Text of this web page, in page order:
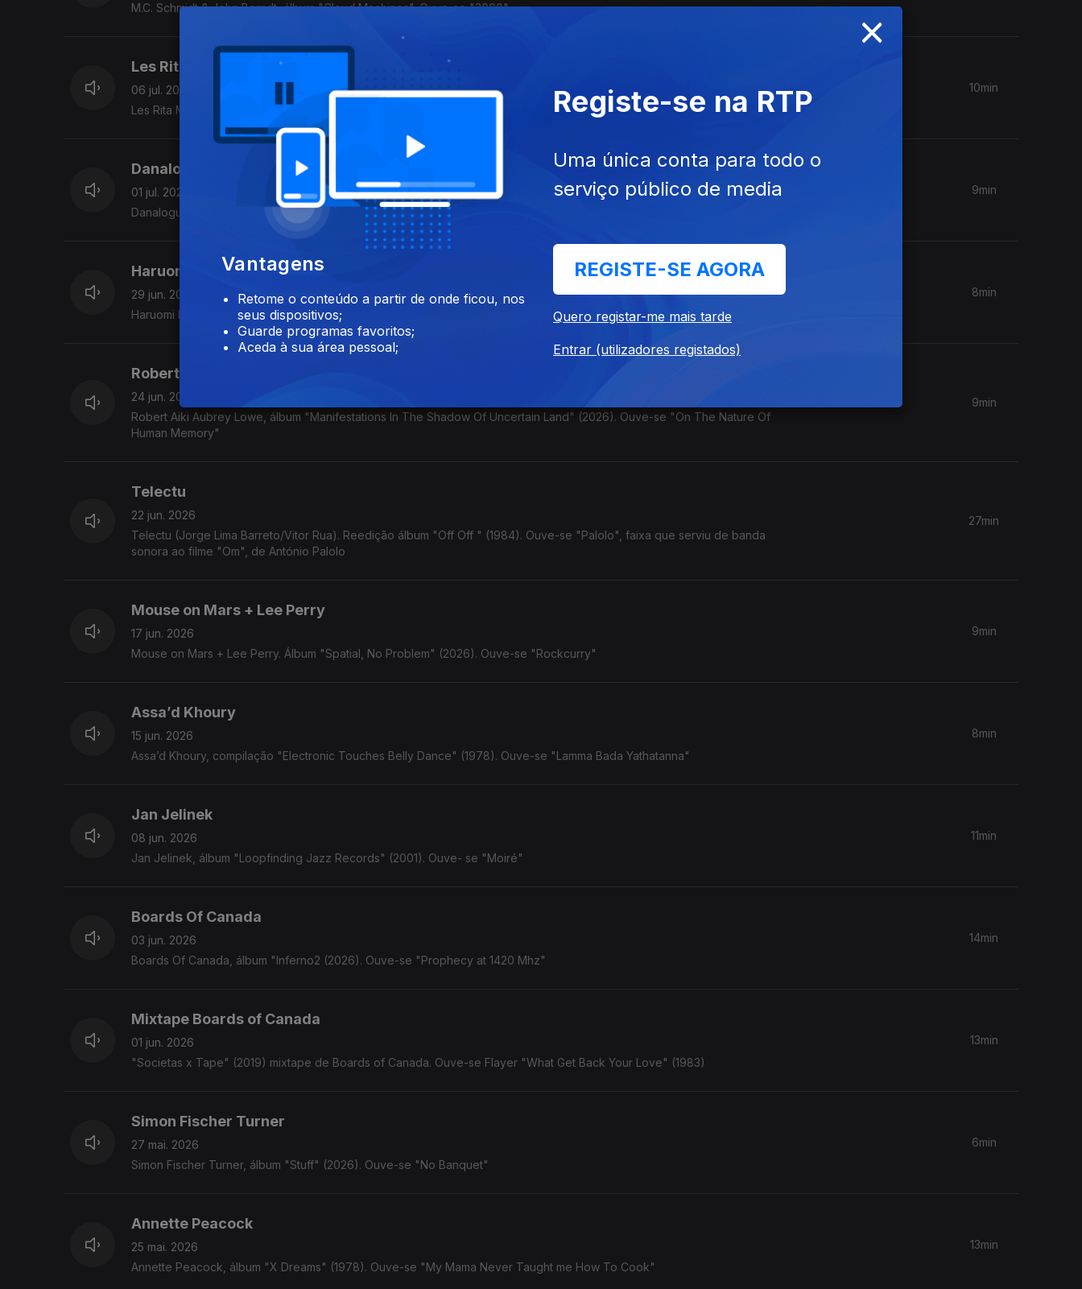
M.C. Schmidt & John Berndt, álbum "Cloud Machines". Ouve-se "3000"
Les Rita Mitsouko
06 jul. 2026
Les Rita Mitsouko, álbum "Rita Mitsouko" (1984). Ouve-se "Marcia Baila"
10min
Danalogue
01 jul. 2026
Danalogue, álbum "Teleportations" (2026). Ouve-se "Moebius Triptych".
9min
Haruomi Hosono
29 jun. 2026
Haruomi Hosono/Tin Pan Alley "In China Town", concerto de 1976 agora editado. Ouve-se "Chattanooga Choo Choo"
8min
Robert Aiki Aubrey Lowe
24 jun. 2026
Robert Aiki Aubrey Lowe, álbum "Manifestations In The Shadow Of Uncertain Land" (2026). Ouve-se "On The Nature Of
Human Memory"
9min
Telectu
22 jun. 2026
Telectu (Jorge Lima Barreto/Vitor Rua). Reedição álbum "Off Off " (1984). Ouve-se "Palolo", faixa que serviu de banda
sonora ao filme "Om", de António Palolo
27min
Mouse on Mars + Lee Perry
17 jun. 2026
Mouse on Mars + Lee Perry. Álbum "Spatial, No Problem" (2026). Ouve-se "Rockcurry"
9min
Assa’d Khoury
15 jun. 2026
Assa’d Khoury, compilação "Electronic Touches Belly Dance" (1978). Ouve-se "Lamma Bada Yathatanna"
8min
Jan Jelinek
08 jun. 2026
Jan Jelinek, álbum "Loopfinding Jazz Records" (2001). Ouve- se "Moiré"
11min
Boards Of Canada
03 jun. 2026
Boards Of Canada, álbum "Inferno2 (2026). Ouve-se "Prophecy at 1420 Mhz"
14min
Mixtape Boards of Canada
01 jun. 2026
"Societas x Tape" (2019) mixtape de Boards of Canada. Ouve-se Flayer "What Get Back Your Love" (1983)
13min
Simon Fischer Turner
27 mai. 2026
Simon Fischer Turner, álbum "Stuff" (2026). Ouve-se "No Banquet"
6min
Annette Peacock
25 mai. 2026
Annette Peacock, álbum "X Dreams" (1978). Ouve-se "My Mama Never Taught me How To Cook"
13min
×
Vantagens
Retome o conteúdo a partir de onde ficou, nos
seus dispositivos;
Guarde programas favoritos;
Aceda à sua área pessoal;
Registe-se na RTP
Uma única conta para todo o
serviço público de media
REGISTE-SE AGORA
Quero registar-me mais tarde
Entrar (utilizadores registados)